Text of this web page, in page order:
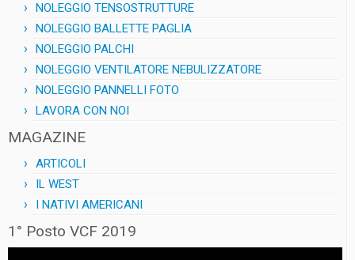
NOLEGGIO TENSOSTRUTTURE
NOLEGGIO BALLETTE PAGLIA
NOLEGGIO PALCHI
NOLEGGIO VENTILATORE NEBULIZZATORE
NOLEGGIO PANNELLI FOTO
LAVORA CON NOI
MAGAZINE
ARTICOLI
IL WEST
I NATIVI AMERICANI
1° Posto VCF 2019